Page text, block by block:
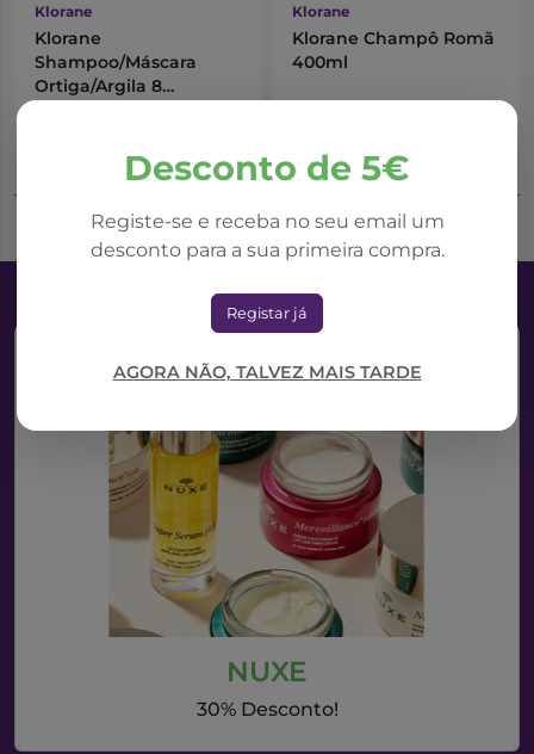
Desconto de 5€
Registe-se e receba no seu email um
desconto para a sua primeira compra.
Registar já
AGORA NÃO, TALVEZ MAIS TARDE
Klorane
Klorane
Shampoo/Máscara
Ortiga/Argila 8
Adicionar ao Carrinho
Klorane
Klorane Champô Romã
400ml
Adicionar ao Carrinho
NUXE
30% Desconto!